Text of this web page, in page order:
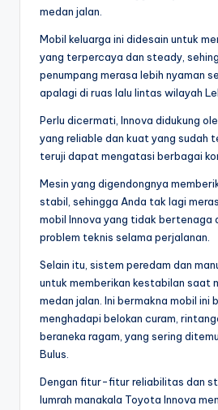
medan jalan.
Mobil keluarga ini didesain untuk
yang terpercaya dan steady,
penumpang merasa lebih nyaman
apalagi di ruas lalu lintas wilayah
Perlu dicermati, Innova didukung
yang reliable dan kuat yang sudah
teruji dapat mengatasi berbagai
Mesin yang digendongnya
stabil, sehingga Anda tak lagi
mobil Innova yang tidak bertenaga
problem teknis selama perjalanan.
Selain itu, sistem peredam dan
untuk memberikan kestabilan saat
medan jalan. Ini bermakna mobil ini
menghadapi belokan curam,
beraneka ragam, yang sering
Bulus.
Dengan fitur-fitur reliabilitas dan
lumrah manakala Toyota Innova